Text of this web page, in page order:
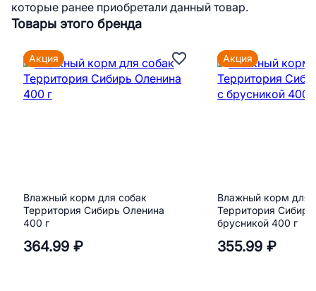
Товары этого бренда
Влажный корм для собак
Территория Сибирь Оленина
400 г
364.99 ₽
Акция
Влажный корм для
Территория
брусникой 400 г
355.99 ₽
Акция
которые ранее приобретали данный товар.